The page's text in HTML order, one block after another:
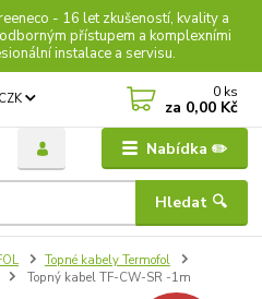
- 16 let zkušeností, kvality a
přístupem a komplexními
instalace a servisu.
Nabídka ✏️
CZK
Hledat 🔍
0 ks
za 0,00 Kč
Topné kabely Termofol
Topný kabel TF-CW-SR -1m